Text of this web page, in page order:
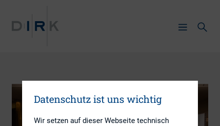
Datenschutz ist uns wichtig
Wir setzen auf dieser Webseite technisch